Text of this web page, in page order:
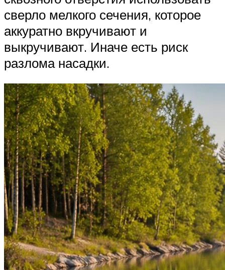
сверло мелкого сечения, которое
аккуратно вкручивают и
выкручивают. Иначе есть риск
разлома насадки.